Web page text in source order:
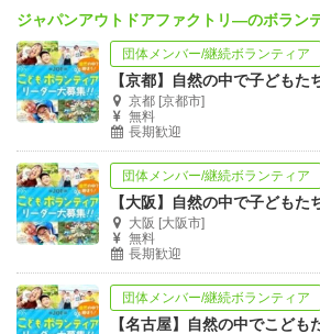
ジャパンアウトドアファクトリ―のボラン
団体メンバー/継続ボランティア
京都 [京都市]
無料
長期歓迎
団体メンバー/継続ボランティア
大阪 [大阪市]
無料
長期歓迎
団体メンバー/継続ボランティア